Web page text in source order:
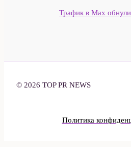
Трафик в Max
© 2026 TOP PR NEWS
Политика